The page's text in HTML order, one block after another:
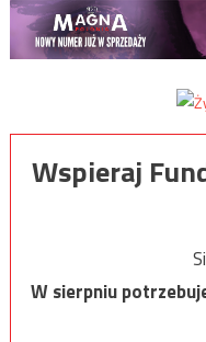
Wspieraj
W sierpniu